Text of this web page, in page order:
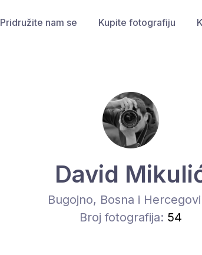
Pridružite nam se Kupite fotografiju
David
Bugojno, Bosna i
Broj fotografija: 54